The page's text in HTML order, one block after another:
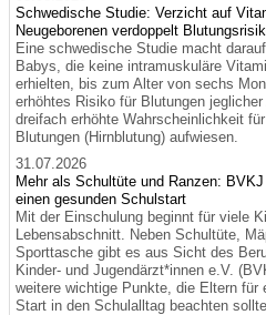
Schwedische Studie: Verzicht auf
Neugeborenen verdoppelt
Eine schwedische Studie macht
Babys, die keine intramuskuläre
erhielten, bis zum Alter von sechs
erhöhtes Risiko für Blutungen
dreifach erhöhte Wahrscheinlichkeit
Blutungen (Hirnblutung) aufwiesen.
31.07.2026
Mehr als Schultüte und Ranzen:
einen gesunden Schulstart
Mit der Einschulung beginnt für viele
Lebensabschnitt. Neben Schultüte,
Sporttasche gibt es aus Sicht des
Kinder- und Jugendärzt*innen e.V.
weitere wichtige Punkte, die Eltern für
Start in den Schulalltag beachten